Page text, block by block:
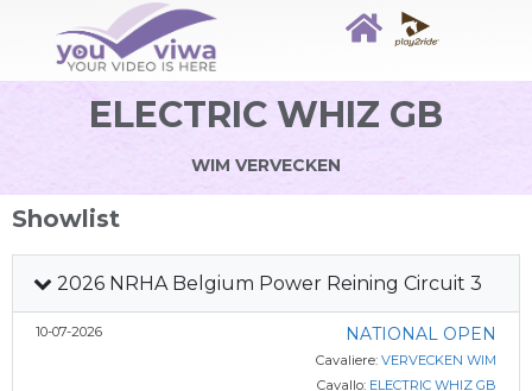
ELECTRIC WHIZ GB
WIM VERVECKEN
Showlist
2026 NRHA Belgium Power Reining Circuit 3
10-07-2026 NATIONAL OPEN
Cavaliere: VERVECKEN WIM
Cavallo: ELECTRIC WHIZ GB